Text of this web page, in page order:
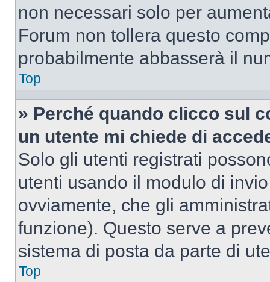
non necessari solo per
Forum non tollera questo
probabilmente abbasserà il
Top
» Perché quando clicco sul
un utente mi chiede di
Solo gli utenti registrati
utenti usando il modulo di
ovviamente, che gli
funzione). Questo serve a
sistema di posta da parte di
Top